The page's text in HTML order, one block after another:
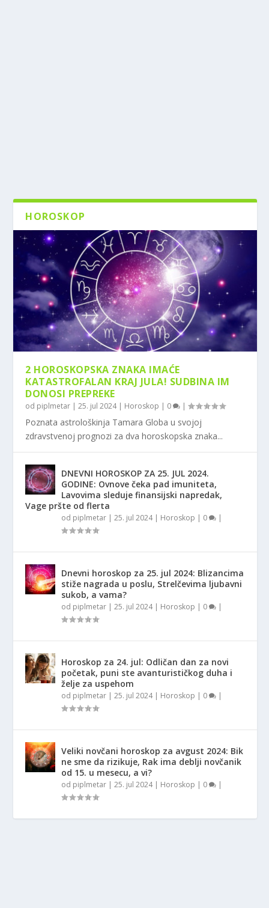
HOROSKOP
2 HOROSKOPSKA ZNAKA IMAĆE
KATASTROFALAN KRAJ JULA! SUDBINA IM
DONOSI PREPREKE
od piplmetar |25. jul 2024| Horoskop | 0 |
Poznata astrološkinja Tamara Globa u svojoj
zdravstvenoj prognozi za dva horoskopska znaka...
DNEVNI HOROSKOP ZA 25. JUL 2024.
GODINE: Ovnove čeka pad imuniteta,
Lavovima sleduje finansijski napredak,
Vage pršte od flerta
od piplmetar |25. jul 2024| Horoskop | 0 |
Dnevni horoskop za 25. jul 2024: Blizancima
stiže nagrada u poslu, Strelčevima ljubavni
sukob, a vama?
od piplmetar |25. jul 2024| Horoskop | 0 |
Horoskop za 24. jul: Odličan dan za novi
početak, puni ste avanturističkog duha i
želje za uspehom
od piplmetar |25. jul 2024| Horoskop | 0 |
Veliki novčani horoskop za avgust 2024: Bik
ne sme da rizikuje, Rak ima deblji novčanik
od 15. u mesecu, a vi?
od piplmetar |25. jul 2024| Horoskop | 0 |